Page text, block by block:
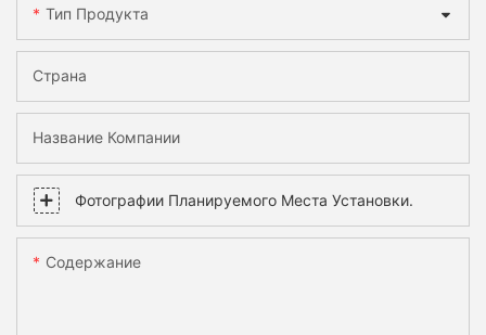
Тип Продукта
Страна
Название Компании
Фотографии Планируемого Места Установки.
Содержание